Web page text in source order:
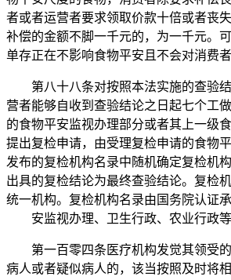
者或者运营者要求领取价款十倍或者丧
补偿的金额不脚一千元的，为一千元。
单存正在不影响食物平安且不会对消费
第八十八条对按照本法实施的查验结
营者能够自收到查验结论之日起七个工
的食物平安监视办理部分或者其上一级
提出复检申请，由受理复检申请的食物
发布的复检机构名录中随机确定复检机
出具的复检结论为最终查验结论。复检
统一机构。复检机构名录由国务院认证
安监视办理、卫生行政、农业行政
第一百零四条医疗机构发觉其领受的
病人或者疑似病人的，该当按照及时将